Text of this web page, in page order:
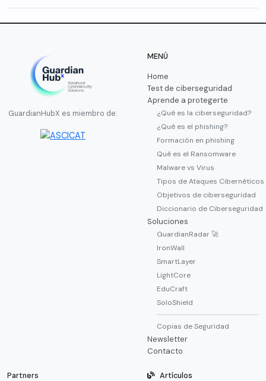
GuardianHubX es miembro de:
MENÚ
Home
Test de ciberseguridad
Aprende a protegerte
¿Qué es la ciberseguridad?
¿Qué es el phishing?
Formación en phishing
Qué es el Ransomware
Malware vs Virus
Tipos de Ataques Cibernéticos
Objetivos de ciberseguridad
Diccionario de Ciberseguridad
Soluciones
GuardianRadar 🚀
IronWall
SmartLayer
LightCore
EduCraft
SoloShield
Copias de Seguridad
Newsletter
Contacto
Partners Artículos